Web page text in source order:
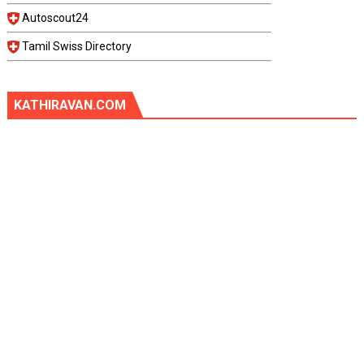
Autoscout24
Tamil Swiss Directory
KATHIRAVAN.COM